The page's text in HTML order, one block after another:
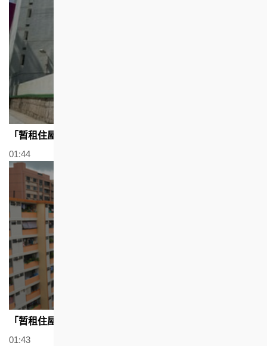
「暂租住屋」过渡性房屋出租计划－明华大厦
01:44
「暂租住屋」过渡性房屋出租计划－真善美村
01:43